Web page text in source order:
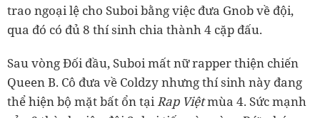
trao ngoại lệ cho Suboi bằng việc đưa Gnob về đội,
qua đó có đủ 8 thí sinh chia thành 4 cặp đấu.
Sau vòng Đối đầu, Suboi mất nữ rapper thiện chiến
Queen B. Cô đưa về Coldzy nhưng thí sinh này đang
thể hiện bộ mặt bất ổn tạiRap Việtmùa 4. Sức mạnh